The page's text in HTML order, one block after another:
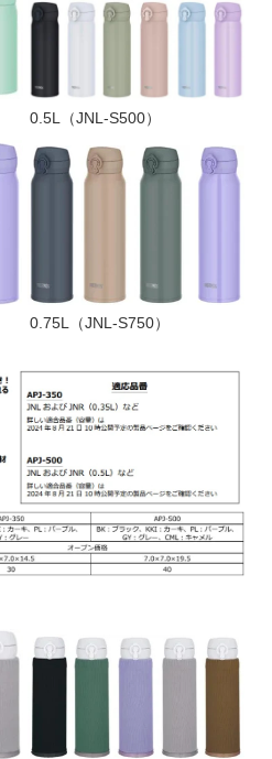
0.5L（JNL-S500）
0.75L（JNL-S750）